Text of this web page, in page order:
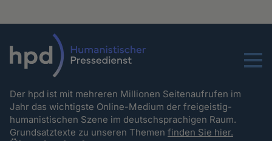
Menu
Der hpd ist mit mehreren Millionen Seitenaufrufen im
Jahr das wichtigste Online-Medium der freigeistig-
humanistischen Szene im deutschsprachigen Raum.
Grundsatztexte zu unseren Themenfinden Sie hier.